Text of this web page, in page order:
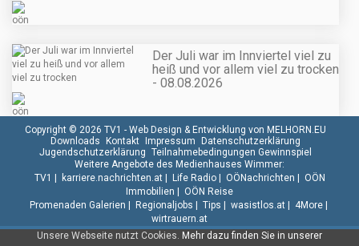
Der Juli war im Innviertel viel zu
heiß und vor allem viel zu trocken
- 08.08.2026
Unsere Webseite nutzt Cookies. Mehr dazu finden Sie in unserer
Copyright © 2026 TV1 - Web Design & Entwicklung von MELHORN.EU
Downloads
Kontakt Impressum
Datenschutzerklärung
Jugendschutzerklärung Teilnahmebedingungen Gewinnspiel
Weitere Angebote des Medienhauses Wimmer:
TV1
karriere.nachrichten.at| Life Radio| OÖNachrichten
OÖN
Immobilien
OÖN Reise
Promenaden Galerien
Regionaljobs Tips wasistlos.at| 4More|
wirtrauern.at